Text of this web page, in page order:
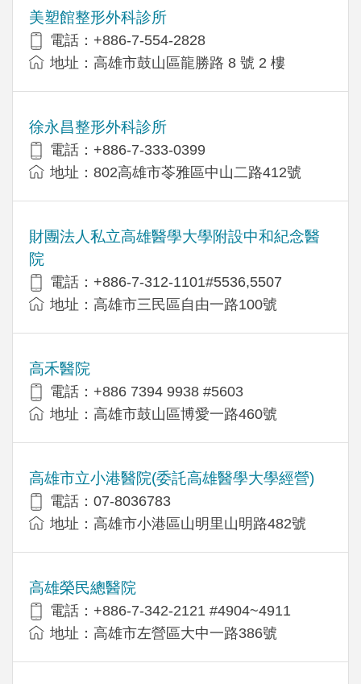
美塑館整形外科診所
電話：+886-7-554-2828
地址：高雄市鼓山區龍勝路 8 號 2 樓
徐永昌整形外科診所
電話：+886-7-333-0399
地址：802高雄市苓雅區中山二路412號
財團法人私立高雄醫學大學附設中和紀念醫
院
電話：+886-7-312-1101#5536,5507
地址：高雄市三民區自由一路100號
高禾醫院
電話：+886 7394 9938 #5603
地址：高雄市鼓山區博愛一路460號
高雄市立小港醫院(委託高雄醫學大學經營)
電話：07-8036783
地址：高雄市小港區山明里山明路482號
高雄榮民總醫院
電話：+886-7-342-2121 #4904~4911
地址：高雄市左營區大中一路386號